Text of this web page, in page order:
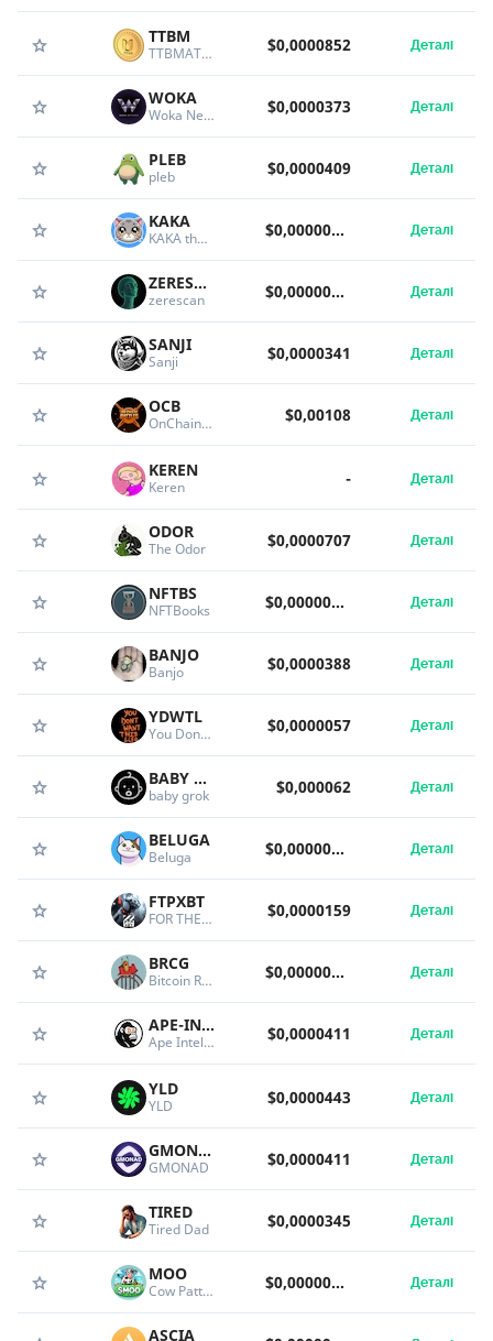
TTBM
TTBMATH COIN $0,0000852 Деталі
WOKA
Woka Network $0,0000373 Деталі
PLEB
pleb $0,0000409 Деталі
KAKA
KAKA the cat $0,000000996 Деталі
ZERESCAN
zerescan $0,00000726 Деталі
SANJI
Sanji $0,0000341 Деталі
OCB
OnChain Battles $0,00108 Деталі
KEREN
Keren - Деталі
ODOR
The Odor $0,0000707 Деталі
NFTBS
NFTBooks $0,000000000355 Деталі
BANJO
Banjo $0,0000388 Деталі
YDWTL
You Dont Want This Life $0,0000057 Деталі
BABY GROK
baby grok $0,000062 Деталі
BELUGA
Beluga $0,00000572 Деталі
FTPXBT
FOR THE PEOPLE XBT $0,0000159 Деталі
BRCG
Bitcoin Roller Coaster Guy $0,0000000294 Деталі
APE-INTELLIGENCE
Ape Intelligence $0,0000411 Деталі
YLD
YLD $0,0000443 Деталі
GMONAD
GMONAD $0,0000411 Деталі
TIRED
Tired Dad $0,0000345 Деталі
MOO
Cow Patty Bingo $0,00000634 Деталі
ASCIA